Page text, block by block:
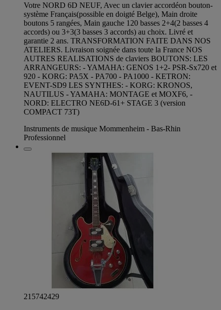
Votre NORD 6D NEUF, Avec un clavier accordéon bouton-
système Français(possible en doigté Belge), Main droite
boutons 5 rangées, Main gauche 120 basses 2+4(2 basses 4
accords) ou 3+3(3 basses 3 accords) au choix. Livré et
garantie 2 ans. TRANSFORMATION FAITE DANS NOS
ATELIERS. Livraison soignée dans toute la France NOS
AUTRES REALISATIONS de claviers BOUTONS: LES
ARRANGEURS: - YAMAHA: GENOS 1+2- PSR-Sx720 et
920 - KORG: PA5X - PA700 - PA1000 - KETRON:
EVENT-SD9 LES SYNTHES: - KORG: KRONOS,
NAUTILUS - YAMAHA: MONTAGE et MOXF6, -
NORD: ELECTRO NE6D-61+ STAGE 3 (version
COMPACT 73T)
Instruments de musique Mommenheim - Bas-Rhin
Professionnel
215742429